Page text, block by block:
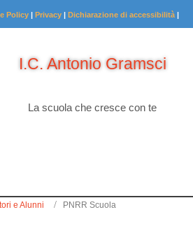
Policy | Privacy | Dichiarazione di accessibilità |
I.C. Antonio Gramsci
La scuola che cresce con te
e Alunni PNRR Scuola